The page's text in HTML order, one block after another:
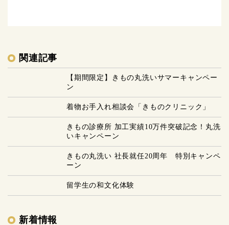
関連記事
【期間限定】きもの丸洗いサマーキャンペー
ン
着物お手入れ相談会「きものクリニック」
きもの診療所 加工実績10万件突破記念！丸洗
いキャンペーン
きもの丸洗い 社長就任20周年 特別キャンペ
ーン
留学生の和文化体験
新着情報